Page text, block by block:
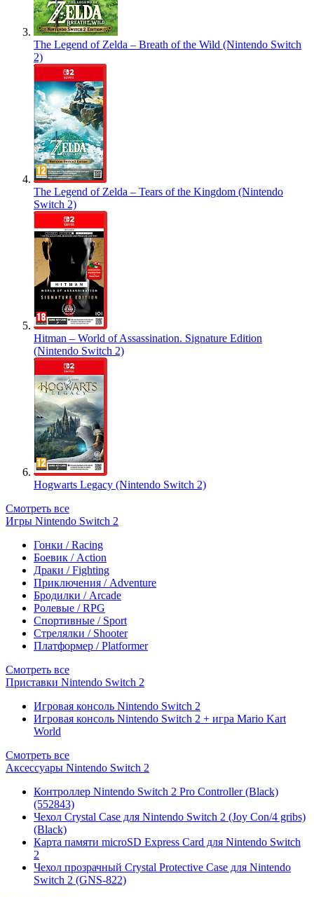
The Legend of Zelda – Breath of the Wild (Nintendo Switch
2)
The Legend of Zelda – Tears of the Kingdom (Nintendo
Switch 2)
Hitman – World of Assassination. Signature Edition
(Nintendo Switch 2)
Hogwarts Legacy (Nintendo Switch 2)
Смотреть все
Игры Nintendo Switch 2
Гонки / Racing
Боевик / Action
Драки / Fighting
Приключения / Adventure
Бродилки / Arcade
Ролевые / RPG
Спортивные / Sport
Стрелялки / Shooter
Платформер / Platformer
Смотреть все
Приставки Nintendo Switch 2
Игровая консоль Nintendo Switch 2
Игровая консоль Nintendo Switch 2 + игра Mario Kart
World
Смотреть все
Аксессуары Nintendo Switch 2
Контроллер Nintendo Switch 2 Pro Controller (Black)
(552843)
Чехол Сrystal Сase для Nintendo Switch 2 (Joy Con/4 gribs)
(Black)
Карта памяти microSD Express Card для Nintendo Switch
2
Чехол прозрачный Crystal Protective Case для Nintendo
Switch 2 (GNS-822)